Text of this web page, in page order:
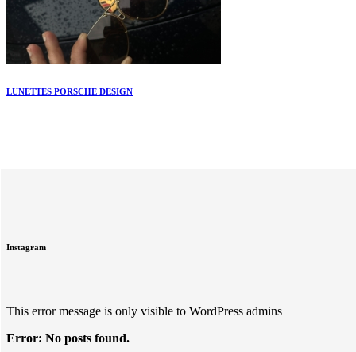
LUNETTES PORSCHE DESIGN
Instagram
This error message is only visible to WordPress admins
Error: No posts found.